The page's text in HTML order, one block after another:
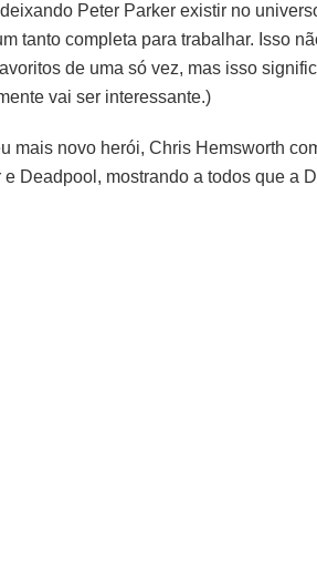
Peter Parker existir no
tanto completa para trabalhar. Isso
de uma só vez, mas isso
vai ser interessante.)
mais novo herói, Chris Hemsworth
Deadpool, mostrando a todos que a